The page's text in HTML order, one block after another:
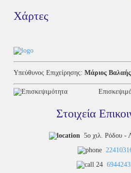
Χάρτες
Υπεύθυνος Επιχείρησης: Μάριος Βαλαής
Στοιχεία
5ο χιλ. Ρόδου -